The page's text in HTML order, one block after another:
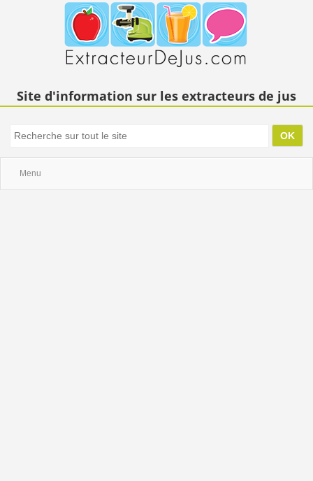
Site d'information sur les extracteurs de jus
Menu